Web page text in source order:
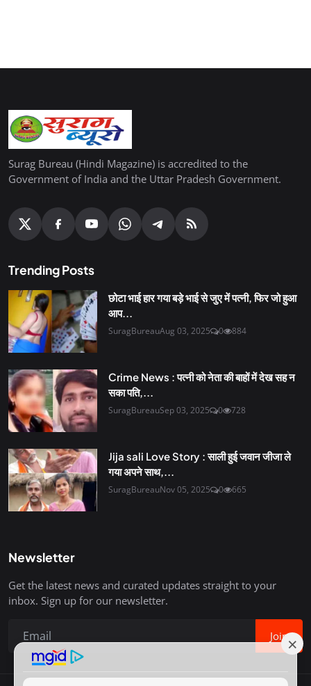
Surag Bureau (Hindi Magazine) is accredited to the
Government of India and the Uttar Pradesh Government.
Trending Posts
छोटा भाई हार गया बड़े भाई से जुए में पत्नी, फिर जो हुआ
आप...
SuragBureauAug 03, 2025 0 884
Crime News : पत्नी को नेता की बाहों में देख सह न
सका पति,...
SuragBureauSep 03, 2025 0 728
Jija sali Love Story : साली हुई जवान जीजा ले
गया अपने साथ,...
SuragBureauNov 05, 2025 0 665
Newsletter
Get the latest news and curated updates straight to your
inbox. Sign up for our newsletter.
Join